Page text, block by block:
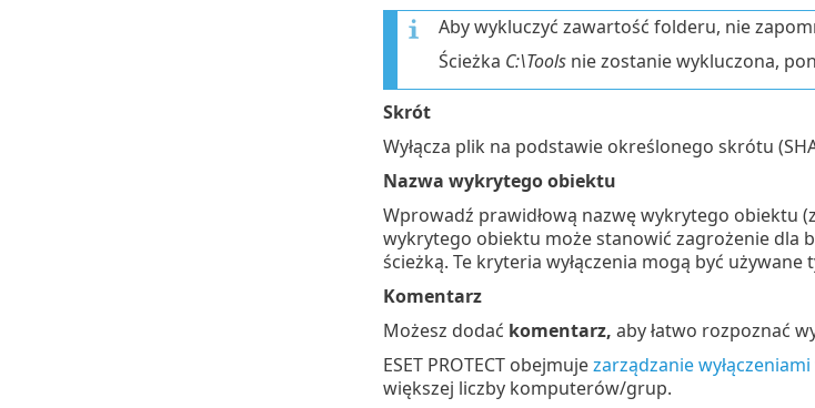
Aby wykluczyć zawartość folderu, nie
Ścieżka C:\Toolsnie zostanie wykluczona,
Skrót
Wyłącza plik na podstawie określonego skrótu
Nazwa wykrytego obiektu
Wprowadź prawidłową nazwę wykrytego obiektu
wykrytego obiektu może stanowić zagrożenie dla
ścieżką. Te kryteria wyłączenia mogą być
Komentarz
Możesz dodać komentarz, aby łatwo rozpoznać
ESET PROTECT obejmujezarządzanie
większej liczby komputerów/grup.